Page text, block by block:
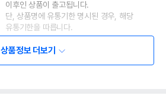
이후인 상품이 출고됩니다.
단, 상품명에 유통기한 명시된 경우, 해당
유통기한을 따릅니다.
상품정보 더보기